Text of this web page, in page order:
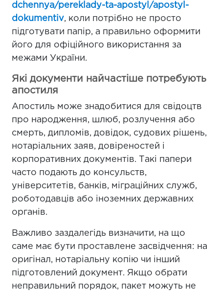
dchennya/pereklady-ta-apostyl/apostyl-
dokumentiv, коли потрібно не просто
підготувати папір, а правильно оформити
його для офіційного використання за
межами України.
Які документи найчастіше потребують
апостиля
Апостиль може знадобитися для свідоцтв
про народження, шлюб, розлучення або
смерть, дипломів, довідок, судових рішень,
нотаріальних заяв, довіреностей і
корпоративних документів. Такі папери
часто подають до консульств,
університетів, банків, міграційних служб,
роботодавців або іноземних державних
органів.
Важливо заздалегідь визначити, на що
саме має бути проставлене засвідчення: на
оригінал, нотаріальну копію чи інший
підготовлений документ. Якщо обрати
неправильний порядок, пакет можуть не